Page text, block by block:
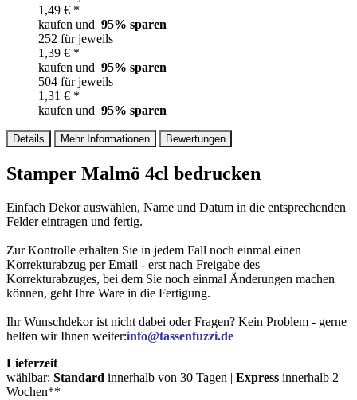
1,49 € *
kaufen und 95% sparen
252 für jeweils
1,39 € *
kaufen und 95% sparen
504 für jeweils
1,31 € *
kaufen und 95% sparen
Details Mehr Informationen Bewertungen
Stamper Malmö 4cl bedrucken
Einfach Dekor auswählen, Name und Datum in die entsprechenden
Felder eintragen und fertig.
Zur Kontrolle erhalten Sie in jedem Fall noch einmal einen
Korrekturabzug per Email - erst nach Freigabe des
Korrekturabzuges, bei dem Sie noch einmal Änderungen machen
können, geht Ihre Ware in die Fertigung.
Ihr Wunschdekor ist nicht dabei oder Fragen? Kein Problem - gerne
helfen wir Ihnen weiter:info@tassenfuzzi.de
Lieferzeit
wählbar: Standard innerhalb von 30 Tagen | Express innerhalb 2
Wochen**